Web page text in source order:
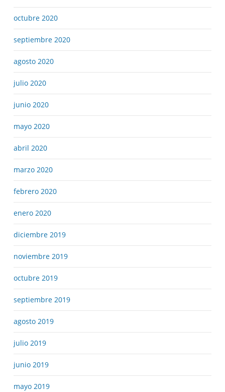
octubre 2020
septiembre 2020
agosto 2020
julio 2020
junio 2020
mayo 2020
abril 2020
marzo 2020
febrero 2020
enero 2020
diciembre 2019
noviembre 2019
octubre 2019
septiembre 2019
agosto 2019
julio 2019
junio 2019
mayo 2019